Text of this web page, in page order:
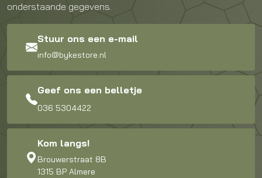
onderstaande gegevens.
Stuur ons een e-mail
info@bykestore.nl
Geef ons een belletje
036 5304422
Kom langs!
Brouwerstraat 8B
1315 BP Almere